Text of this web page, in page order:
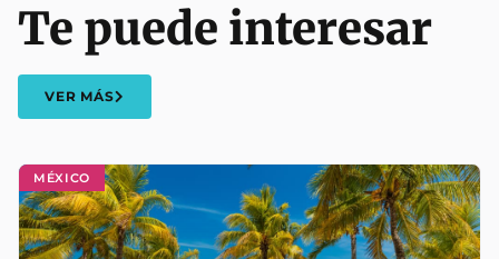
MÉXICO
Te puede interesar
VER MÁS